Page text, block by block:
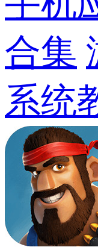
合集
系统